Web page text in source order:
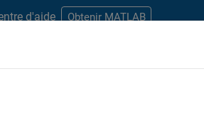
d'aide Obtenir MATLAB